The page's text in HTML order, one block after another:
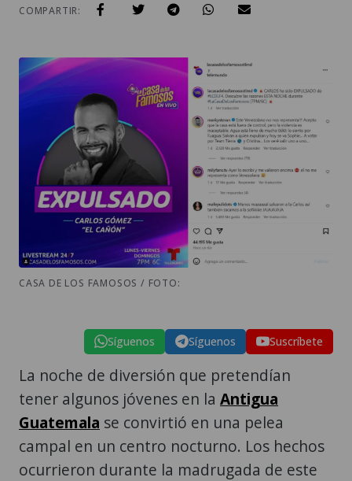
COMPARTIR:
CASA DE LOS FAMOSOS / FOTO:
Síguenos Síguenos Suscríbete
La noche de diversión que pretendían
tener algunos jóvenes en la Antigua
Guatemala se convirtió en una pelea
campal en un centro nocturno. Los hechos
ocurrieron durante la madrugada de este